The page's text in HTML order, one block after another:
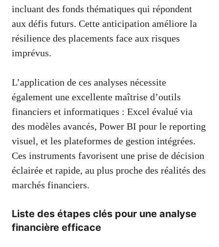
incluant des fonds thématiques qui répondent
aux défis futurs. Cette anticipation améliore la
résilience des placements face aux risques
imprévus.
L’application de ces analyses nécessite
également une excellente maîtrise d’outils
financiers et informatiques : Excel évalué via
des modèles avancés, Power BI pour le reporting
visuel, et les plateformes de gestion intégrées.
Ces instruments favorisent une prise de décision
éclairée et rapide, au plus proche des réalités des
marchés financiers.
Liste des étapes clés pour une analyse
financière efficace